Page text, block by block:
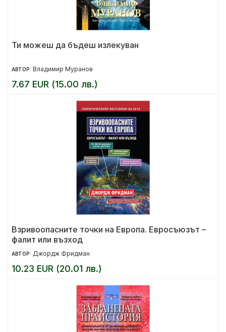
Ти можеш да бъдеш излекуван
АВТОР: Владимир Муранов
7.67 EUR (15.00 лв.)
Взривоопасните точки на Европа. Евросъюзът –
фалит или възход
АВТОР: Джордж Фридман
10.23 EUR (20.01 лв.)